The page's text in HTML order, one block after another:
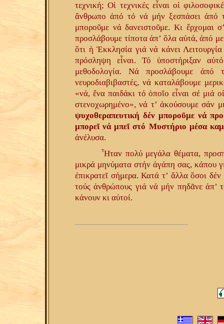
τεχνική; Οἱ τεχνικές εἶναι οἱ
ἄνθρωπο ἀπό τό νά μήν ξεσπάσει ἀπό
μποροῦμε νά δανειστοῦμε. Κι ἔρχομαι
προσλάβουμε τίποτα ἀπ’ ὅλα αὐτά, ἀπό
ὅτι ἡ Ἐκκλησία γιά νά κάνει
πρόσληψη εἶναι. Τό ὑποστήριξαν
μεθοδολογία. Νά προσλάβουμε ἀπό
νευροδιαβιβαστές, νά καταλάβουμε
«νά, ἕνα παιδάκι τό ὁποῖο εἶναι σέ μιά
στενοχωρημένο», νά τ’ ἀκούσουμε σάν
ψυχοθεραπευτική δέν μποροῦμε νά
μπορεῖ νά μπεῖ στό Μυστήριο μέσα
ἀνέλυσα.
Ἦταν πολύ μεγάλα θέματα,
μικρά μηνύματα στήν ἀγάπη σας, κάπου
ἐπικρατεῖ σήμερα. Κατά τ’ ἄλλα ὅσοι
τούς ἀνθρώπους γιά νά μήν πηδᾶνε ἀπ’
κάνουν κι αὐτοί.